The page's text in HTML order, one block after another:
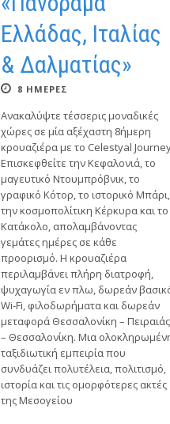
Ελλάδας, Ιταλίας
& Δαλματίας»
8 ΗΜΕΡΕΣ
Ανακαλύψτε τέσσερις μοναδικές
χώρες σε μία αξέχαστη 8ήμερη
κρουαζιέρα με το Celestyal
Επισκεφθείτε την Κεφαλονιά, το
μαγευτικό Ντουμπρόβνικ, το
γραφικό Κότορ, το ιστορικό Μπάρι,
την κοσμοπολίτικη Κέρκυρα και το
Κατάκολο, απολαμβάνοντας
γεμάτες ημέρες σε κάθε
προορισμό. Η κρουαζιέρα
περιλαμβάνει πλήρη διατροφή,
ψυχαγωγία εν πλω, δωρεάν
Wi-Fi, φιλοδωρήματα και δωρεάν
μεταφορά Θεσσαλονίκη – Πειραιάς
– Θεσσαλονίκη. Μια
ταξιδιωτική εμπειρία που
συνδυάζει πολυτέλεια, πολιτισμό,
ιστορία και τις ομορφότερες ακτές
της Μεσογείου